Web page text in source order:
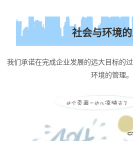
社会与环境
我们承诺在完成企业发展的远大目标的
环境的管理。